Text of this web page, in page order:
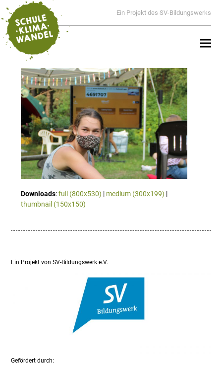
Ein Projekt des SV-Bildungswerks
Downloads:full (800x530) | medium (300x199) |
thumbnail (150x150)
Ein Projekt von SV-Bildungswerk e.V.
Gefördert durch: